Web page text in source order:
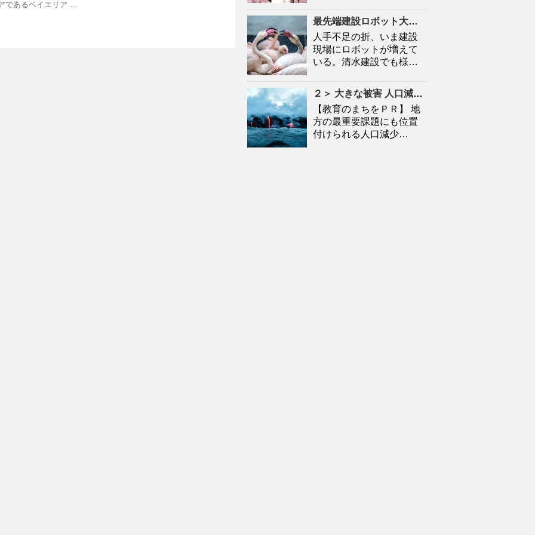
であるベイエリア …
最先端建設ロボット大集合
人手不足の折、いま建設
現場にロボットが増えて
いる。清水建設でも様…
２＞ 大きな被害 人口 減に拍車 「教育のまち」で移住促進｜特集 – 苫小牧民報
【教育のまちをＰＲ】 地
方の最重要課題にも位置
付けられる人口減少…